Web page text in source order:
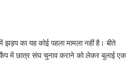
का यह कोई पहला मामला नहीं है। बीते
में छात्र संघ चुनाव कराने को लेकर बुलाई एक